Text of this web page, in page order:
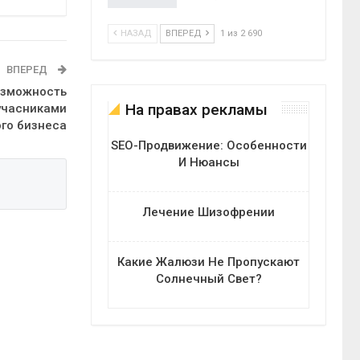
ВПЕРЕД
бизнеса
НАЗАД ВПЕРЕД 1 из 2 690
На правах рекламы
SEO-Продвижение: Особенности
И Нюансы
Лечение Шизофрении
Какие Жалюзи Не Пропускают
Солнечный Свет?